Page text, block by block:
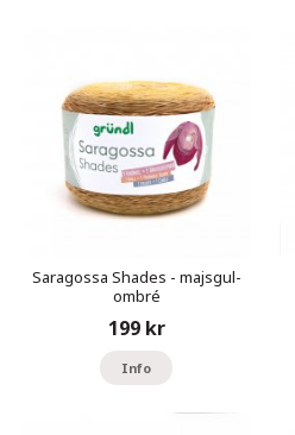
Saragossa Shades - majsgul-
ombré
199 kr
Info